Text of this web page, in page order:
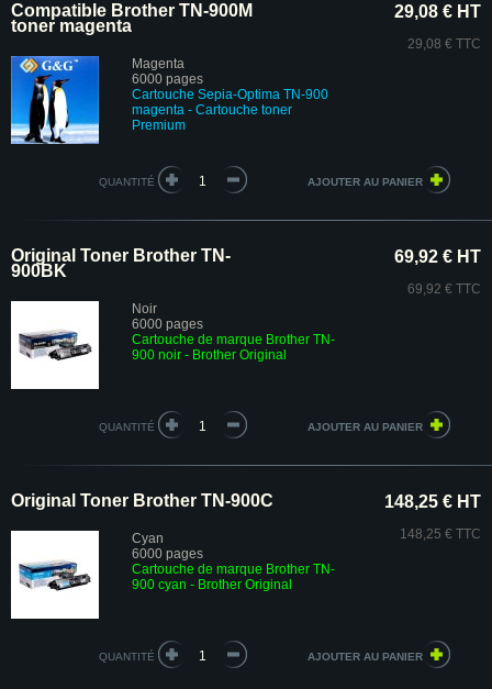
Compatible Brother TN-900M
toner magenta
Magenta
6000 pages
Cartouche Sepia-Optima TN-900
magenta - Cartouche toner
Premium
29,08 € HT
29,08 € TTC
QUANTITÉ
Original Toner Brother TN-
900BK
Noir
6000 pages
Cartouche de marque Brother TN-
900 noir - Brother Original
69,92 € HT
69,92 € TTC
QUANTITÉ
Original Toner Brother TN-900C
Cyan
6000 pages
Cartouche de marque Brother TN-
900 cyan - Brother Original
148,25 € HT
148,25 € TTC
QUANTITÉ